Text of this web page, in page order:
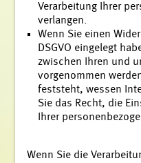
Verarbeitung Ihrer
verlangen.
Wenn Sie einen
DSGVO eingelegt
zwischen Ihren und
vorgenommen
feststeht, wessen
Sie das Recht, die
Ihrer
Wenn Sie die